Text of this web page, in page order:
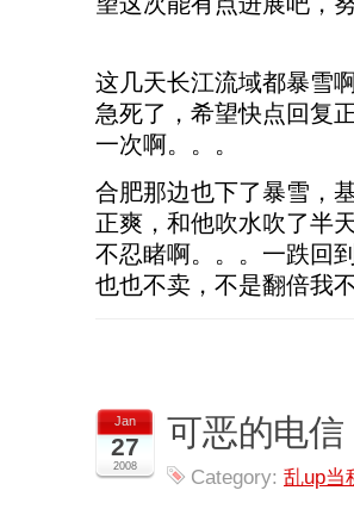
这几天长江流域都暴雪
急死了，希望快点回复
一次啊。。。
合肥那边也下了暴雪，
正爽，和他吹水吹了半
不忍睹啊。。。一跌回
也也不卖，不是翻倍我
Jan
27
2008
可恶的电信
Category: 乱up当